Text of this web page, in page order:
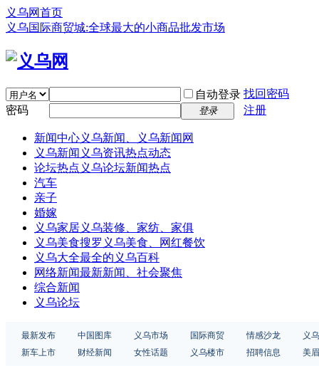
义乌网首页
义乌国际商贸城:全球最大的小商品批发市场
自动登录 找回密码
密码
登录 注册
新闻中心义乌新闻、义乌新闻网
义乌新闻 义乌资讯热点动态
论坛热点 义乌论坛新闻热点
汽车
亲子
婚嫁
义乌家居义乌装修、家纺、家俱
义乌美食搜罗义乌美食、网红餐饮
义乌大全最全的义乌百科
网络新闻最新新闻、社会聚焦
综合新闻
义乌论坛
最新发布 中国图库 义乌市场 国际商贸 情感沙龙
义
新车上市
财经新闻 女性话题 义乌楼市 招聘信息 美